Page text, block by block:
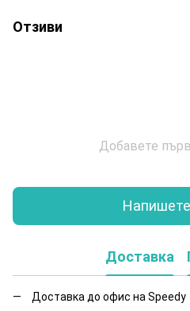
Отзиви
Добавете
Доставка
Доставка до офис на Speedy